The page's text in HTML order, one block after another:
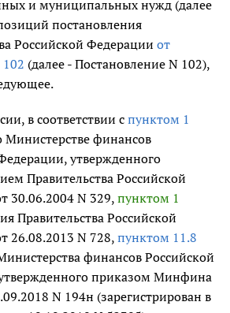
и муниципальных нужд (далее
постановления
Российской Федерации от
(далее - Постановление N 102),
в соответствии с пунктом 1
финансов
утвержденного
Правительства Российской
30.06.2004 N 329, пунктом 1
Правительства Российской
26.08.2013 N 728, пунктом 11.8
финансов Российской
приказом Минфина
N 194н (зарегистрирован в